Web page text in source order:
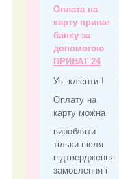
Оплата на
карту приват
банку за
допомогою
ПРИВАТ 24
Ув. клієнти !
Оплату на
карту можна
виробляти
тільки після
підтвердження
замовлення і